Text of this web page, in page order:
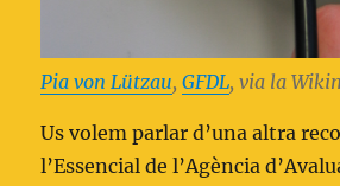
Pia von Lützau,GFDL, via la
Us volem parlar d’una altra
l’Essencial de l’Agència